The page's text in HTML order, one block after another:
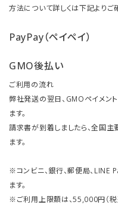
方法について詳しくは下記よりご
PayPay（ペイペイ）
GMO後払い
ご利用の流れ
弊社発送の翌日、GMOペイメン
ます。
請求書が到着しましたら、全国
ます。
※コンビニ、銀行、郵便局、LINE
ます。
※ご利用上限額は、55,000円（税